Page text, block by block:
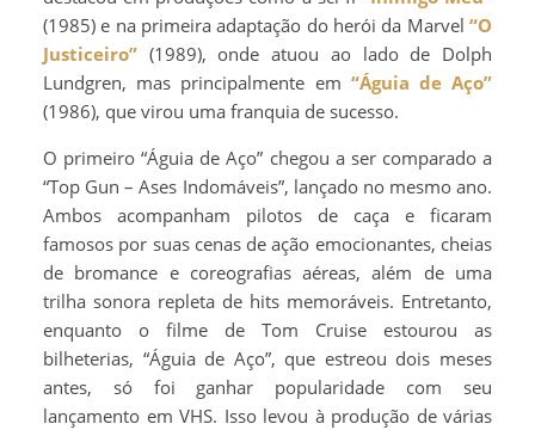
(1985) e na primeira adaptação do herói da Marvel “O
Justiceiro” (1989), onde atuou ao lado de Dolph
Lundgren, mas principalmente em “Águia de Aço”
(1986), que virou uma franquia de sucesso.
O primeiro “Águia de Aço” chegou a ser comparado a
“Top Gun – Ases Indomáveis”, lançado no mesmo ano.
Ambos acompanham pilotos de caça e ficaram
famosos por suas cenas de ação emocionantes, cheias
de bromance e coreografias aéreas, além de uma
trilha sonora repleta de hits memoráveis. Entretanto,
enquanto o filme de Tom Cruise estourou as
bilheterias, “Águia de Aço”, que estreou dois meses
antes, só foi ganhar popularidade com seu
lançamento em VHS. Isso levou à produção de várias